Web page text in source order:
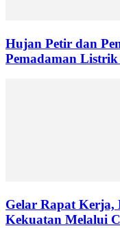
Hujan Petir dan
Pemadaman
Gelar Rapat
Kekuatan Melalui